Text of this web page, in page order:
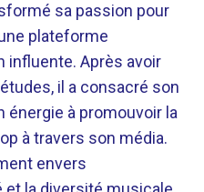
sa passion pour
plateforme
influente. Après avoir
il a consacré son
énergie à promouvoir la
à travers son média.
envers